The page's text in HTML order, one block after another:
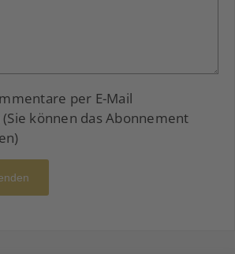
per E-Mail
können das Abonnement